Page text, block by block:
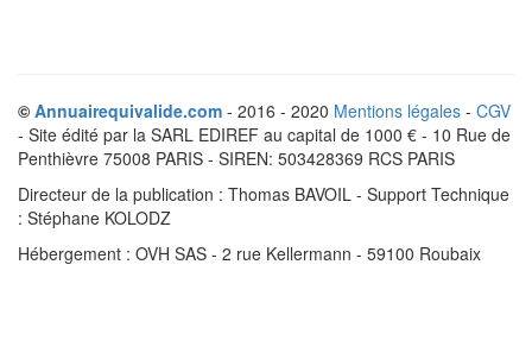
© Annuairequivalide.com - 2016 - 2020 Mentions légales - CGV
- Site édité par la SARL EDIREF au capital de 1000 € - 10 Rue de
Penthièvre 75008 PARIS - SIREN: 503428369 RCS PARIS
Directeur de la publication : Thomas BAVOIL - Support Technique
: Stéphane KOLODZ
Hébergement : OVH SAS - 2 rue Kellermann - 59100 Roubaix